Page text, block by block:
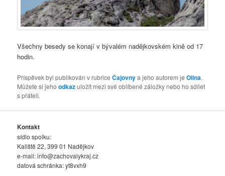
Všechny besedy se konají v bývalém nadějkovském kině od 17
hodin.
Příspěvek byl publikován v rubriceČajovnya jeho autorem jeOlina.
Můžete si jehoodkazuložit mezi své oblíbené záložky nebo ho sdílet
s přáteli.
Kontakt
sídlo spolku:
Kaliště 22, 399 01 Nadějkov
e-mail:info@zachovalykraj.cz
datová schránka: yt8vxh9